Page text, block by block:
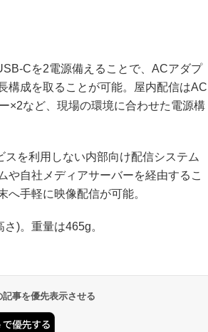
Cを2電源備えることで、ACアダプ
構成を取ることが可能。屋内配信はAC
×2など、現場の環境に合わせた電源構
を利用しない内部向け配信システム
や自社メディアサーバーを経由するこ
へ手軽に映像配信が可能。
)。重量は465g。
事を優先表示させる